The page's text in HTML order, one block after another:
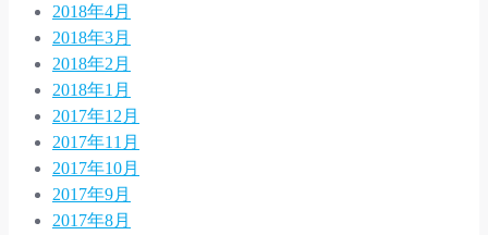
2018年4月
2018年3月
2018年2月
2018年1月
2017年12月
2017年11月
2017年10月
2017年9月
2017年8月